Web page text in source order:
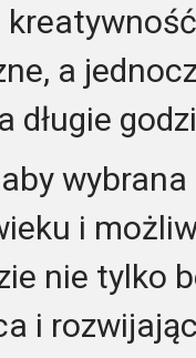
a
długie
wybrana
i
nie tylko
i